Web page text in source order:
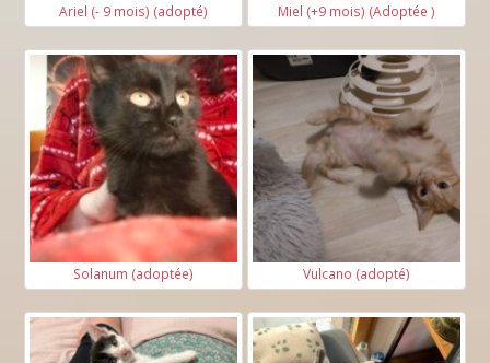
Ariel (- 9 mois) (adopté) Miel (+9 mois) (Adoptée )
Solanum (adoptée) Vulcano (adopté)